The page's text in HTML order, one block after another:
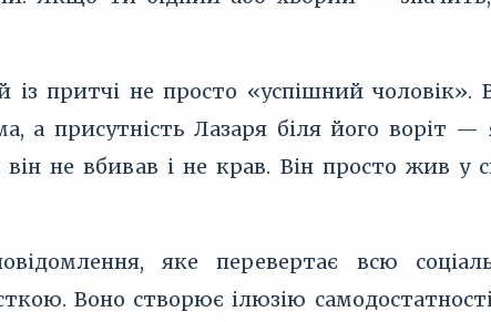
із притчі не просто «успішний
а присутність Лазаря біля його воріт
не вбивав і не крав. Він просто жив у
яке перевертає всю
Воно створює ілюзію